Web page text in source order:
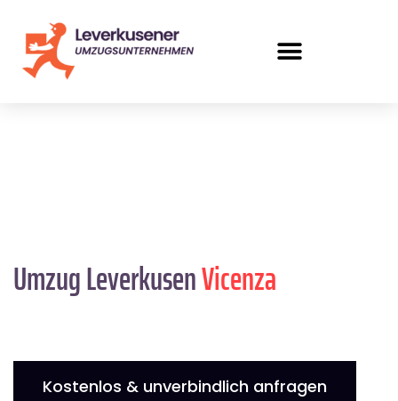
Umzug LeverkusenVicenza
Kostenlos & unverbindlich anfragen